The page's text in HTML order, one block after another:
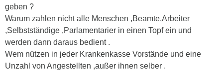
geben ?
Warum zahlen nicht alle Menschen ,Beamte,Arbeiter
,Selbstständige ,Parlamentarier in einen Topf ein und
werden dann daraus bedient .
Wem nützen in jeder Krankenkasse Vorstände und eine
Unzahl von Angestellten ,außer ihnen selber .